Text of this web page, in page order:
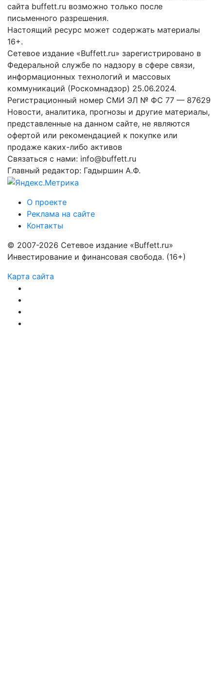
сайта buffett.ru возможно только после
письменного разрешения.
Настоящий ресурс может содержать материалы
16+.
Сетевое издание «Buffett.ru» зарегистрировано в
Федеральной службе по надзору в сфере связи,
информационных технологий и массовых
коммуникаций (Роскомнадзор) 25.06.2024.
Регистрационный номер СМИ ЭЛ № ФС 77 — 87629
Новости, аналитика, прогнозы и другие материалы,
представленные на данном сайте, не являются
офертой или рекомендацией к покупке или
продаже каких-либо активов
Связаться с нами: info@buffett.ru
Главный редактор: Гадыршин А.Ф.
О проекте
Реклама на сайте
Контакты
© 2007-2026 Сетевое издание «Buffett.ru»
Инвестирование и финансовая свобода. (16+)
Карта сайта